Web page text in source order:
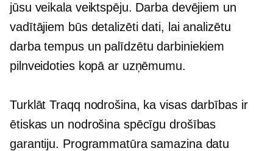
jūsu veikala veiktspēju. Darba devējiem un
vadītājiem būs detalizēti dati, lai analizētu
darba tempus un palīdzētu darbiniekiem
pilnveidoties kopā ar uzņēmumu.
Turklāt Traqq nodrošina, ka visas darbības ir
ētiskas un nodrošina spēcīgu drošības
garantiju. Programmatūra samazina datu